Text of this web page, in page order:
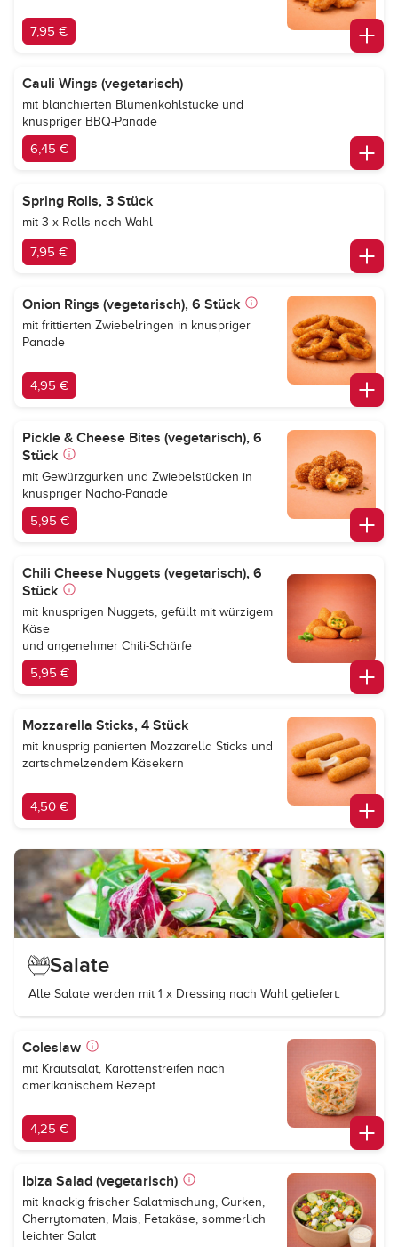
7,95 €
Cauli Wings (vegetarisch)
mit blanchierten Blumenkohlstücke und
knuspriger BBQ-Panade
6,45 €
Spring Rolls, 3 Stück
mit 3 x Rolls nach Wahl
7,95 €
Onion Rings (vegetarisch), 6 Stück
mit frittierten Zwiebelringen in knuspriger
Panade
4,95 €
Pickle & Cheese Bites (vegetarisch), 6
Stück
mit Gewürzgurken und Zwiebelstücken in
knuspriger Nacho-Panade
5,95 €
Chili Cheese Nuggets (vegetarisch), 6
Stück
mit knusprigen Nuggets, gefüllt mit würzigem
Käse
und angenehmer Chili-Schärfe
5,95 €
Mozzarella Sticks, 4 Stück
mit knusprig panierten Mozzarella Sticks und
zartschmelzendem Käsekern
4,50 €
Salate
Alle Salate werden mit 1 x Dressing nach Wahl geliefert.
Coleslaw
mit Krautsalat, Karottenstreifen nach
amerikanischem Rezept
4,25 €
Ibiza Salad (vegetarisch)
mit knackig frischer Salatmischung, Gurken,
Cherrytomaten, Mais, Fetakäse, sommerlich
leichter Salat